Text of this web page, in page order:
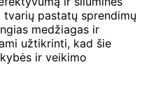
tvarių pastatų sprendimų
medžiagas ir
užtikrinti, kad šie
ir veikimo